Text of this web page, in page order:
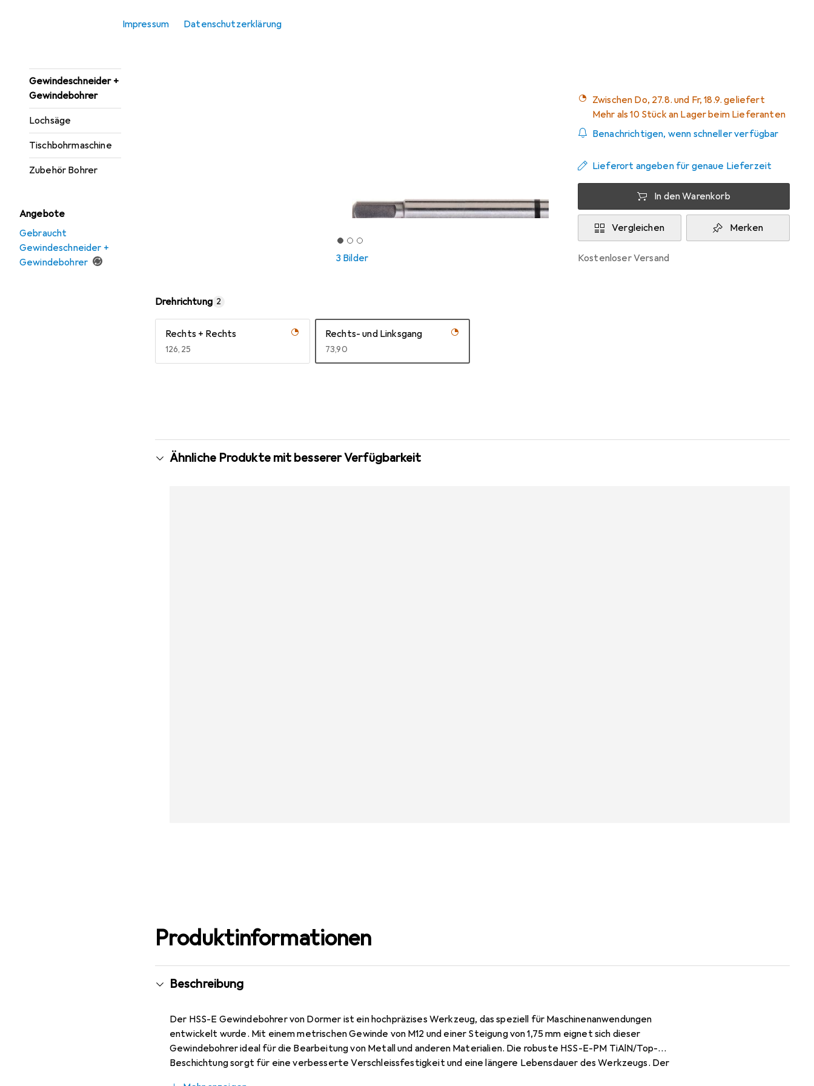
Impressum Datenschutzerklärung
Gewindeschneider +
Gewindebohrer
Lochsäge
Tischbohrmaschine
Zubehör Bohrer
Angebote
Gebraucht
Gewindeschneider +
Gewindebohrer
3 Bilder
Zwischen Do, 27.8. und Fr, 18.9. geliefert
Mehr als 10 Stück an Lager beim Lieferanten
Benachrichtigen, wenn schneller verfügbar
Lieferort angeben für genaue Lieferzeit
In den Warenkorb
Vergleichen Merken
kostenloser Versand
Drehrichtung 2
Rechts + Rechts
EUR
126,25
Rechts- und Linksgang
EUR
73,90
Ähnliche Produkte mit besserer Verfügbarkeit
Produktinformationen
Beschreibung
Der HSS-E Gewindebohrer von Dormer ist ein hochpräzises Werkzeug, das speziell für Maschinenanwendungen
entwickelt wurde. Mit einem metrischen Gewinde von M12 und einer Steigung von 1,75 mm eignet sich dieser
Gewindebohrer ideal für die Bearbeitung von Metall und anderen Materialien. Die robuste HSS-E-PM TiAlN/Top-
Beschichtung sorgt für eine verbesserte Verschleissfestigkeit und eine längere Lebensdauer des Werkzeugs. Der